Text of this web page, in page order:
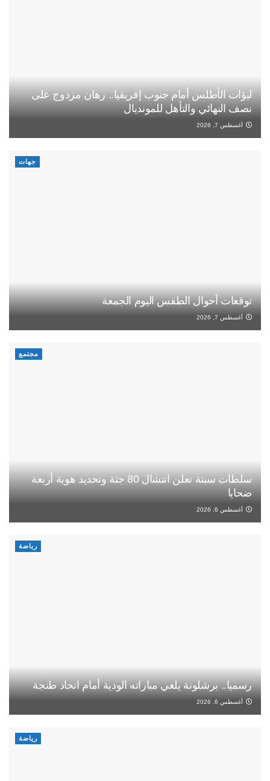
لبؤات الأطلس أمام جنوب إفريقيا.. رهان مزدوج على
نصف النهائي والتأهل للمونديال
أغسطس 7, 2026
جهات
توقعات أحوال الطقس اليوم الجمعة
أغسطس 7, 2026
مجتمع
سلطات سبتة تعلن انتشال 80 جثة وتحديد هوية أربعة
ضحايا
أغسطس 6, 2026
رياضة
رسميا.. برشلونة يلغي مباراته الودية أمام اتحاد طنجة
أغسطس 6, 2026
رياضة